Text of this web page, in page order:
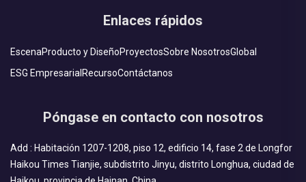
Enlaces rápidos
EscenaProducto y DiseñoProyectosSobre NosotrosGlobal
ESG Empresarial RecursoContáctanos
Póngase en contacto con nosotros
Add : Habitación 1207-1208, piso 12, edificio 14, fase 2 de Longfor
Haikou Times Tianjie, subdistrito Jinyu, distrito Longhua, ciudad de